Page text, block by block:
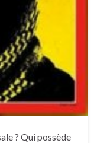
? Qui possède